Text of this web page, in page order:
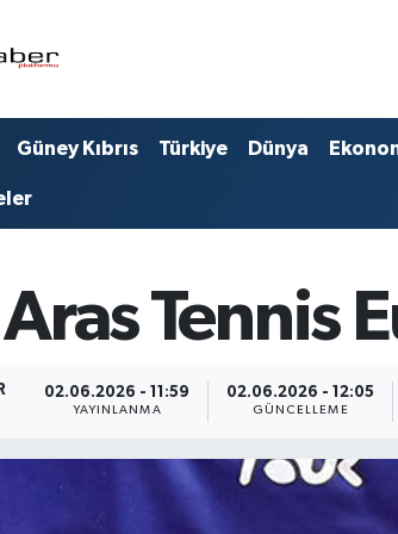
Güney Kıbrıs Türkiye Dünya
Aras Tennis
02.06.2026 - 11:59
YAYINLANMA
02.06.2026 - 12:05
GÜNCELLEME
Fikstür